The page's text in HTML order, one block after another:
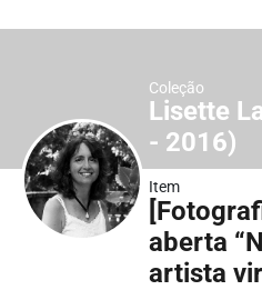
Coleção
Lisette
- 2016)
Item
aberta
artista